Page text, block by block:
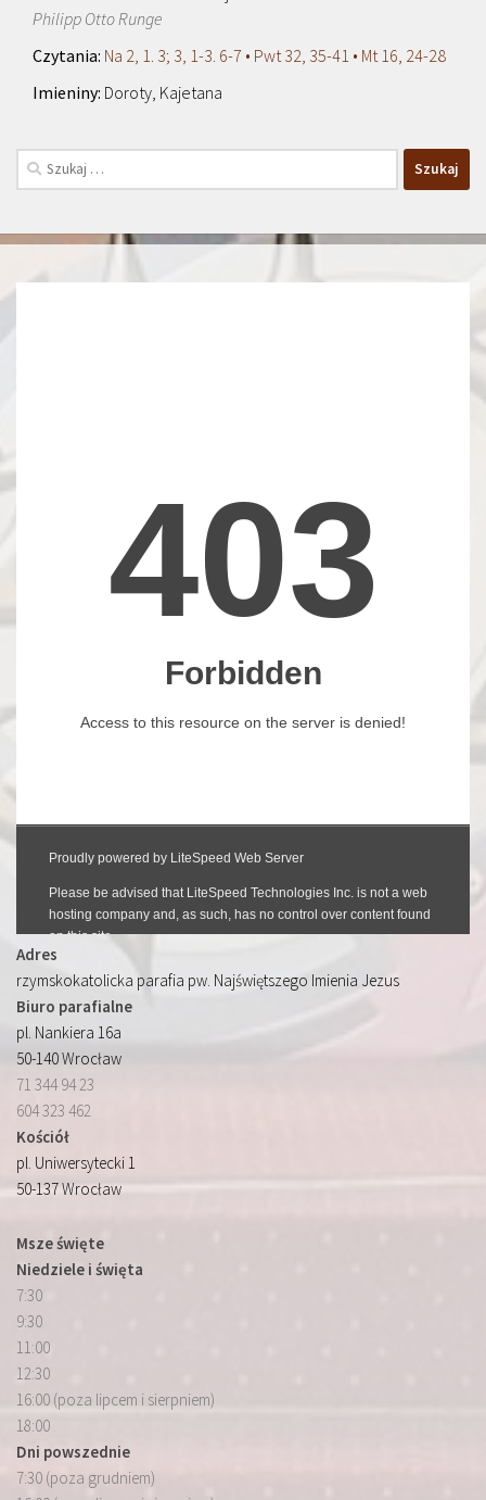
Philipp Otto Runge
Na 2, 1. 3; 3, 1-3. 6-7 • Pwt 32, 35-41 • Mt 16, 24-28
Doroty, Kajetana
Szukaj:
Adres
rzymskokatolicka parafia pw. Najświętszego Imienia Jezus
Biuro parafialne
pl. Nankiera 16a
50-140 Wrocław
71 344 94 23
604 323 462
Kościół
pl. Uniwersytecki 1
50-137 Wrocław
Msze święte
Niedziele i święta
7:30
9:30
11:00
12:30
16:00 (poza lipcem i sierpniem)
18:00
Dni powszednie
7:30 (poza grudniem)